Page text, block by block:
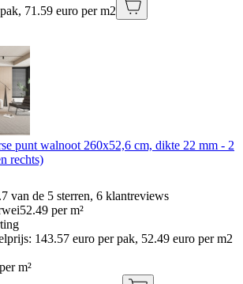
71.59 euro per m2
punt walnoot 260x52,6 cm, dikte 22 mm - 2
rechts)
van de 5 sterren, 6 klantreviews
52.49 per m²
143.57 euro per pak, 52.49 euro per m2
m²